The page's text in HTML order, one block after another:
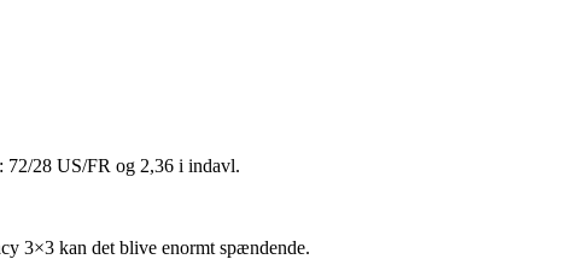
72/28 US/FR og 2,36 i indavl.
3×3 kan det blive enormt spændende.